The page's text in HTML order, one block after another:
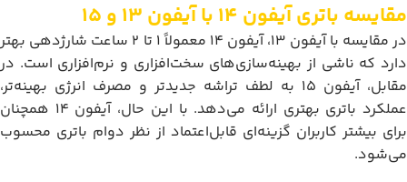
مقایسه باتری آیفون 14 با آیفون 13 و 15
در مقایسه با آیفون 13، آیفون 14 معمولاً 1 تا 2 ساعت شارژدهی بهتر
دارد که ناشی از بهینه‌سازی‌های سخت‌افزاری و نرم‌افزاری است. در
مقابل، آیفون 15 به لطف تراشه جدیدتر و مصرف انرژی بهینه‌تر،
عملکرد باتری بهتری ارائه می‌دهد. با این حال، آیفون 14 همچنان
برای بیشتر کاربران گزینه‌ای قابل‌اعتماد از نظر دوام باتری محسوب
می‌شود.